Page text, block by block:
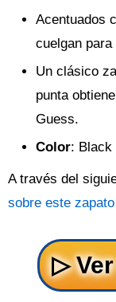
Acentuados
cuelgan
Un clásico
punta
Guess.
Color: Black
A través del
sobre este